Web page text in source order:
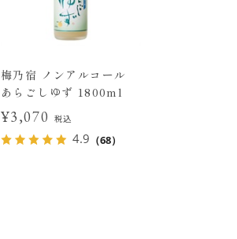
梅乃宿 ノンアルコール
あらごしゆず 1800ml
¥3,070 税込
4.9 （68）